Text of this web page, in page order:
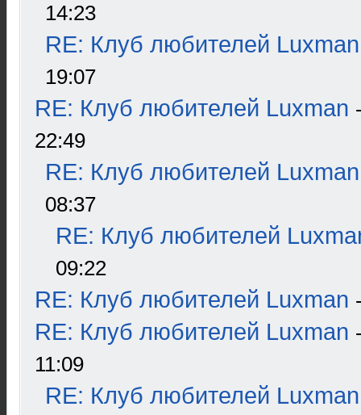
14:23
RE: Клуб любителей Luxman
19:07
RE: Клуб любителей Luxman
22:49
RE: Клуб любителей Luxman
08:37
RE: Клуб любителей
09:22
RE: Клуб любителей Luxman
RE: Клуб любителей Luxman
11:09
RE: Клуб любителей Luxman